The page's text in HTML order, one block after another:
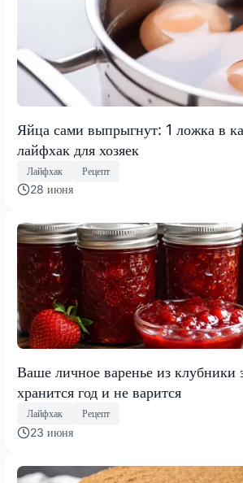
Яйца сами выпрыгнут: 1 ложка в
лайфхак для хозяек
Лайфхак Рецепт
28 июня
Ваше личное варенье из клубники
хранится год и не варится
Лайфхак Рецепт
23 июня